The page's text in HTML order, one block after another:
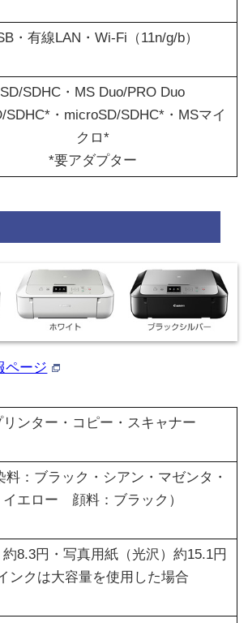
・有線LAN・Wi-Fi（11n/g/b）
SD/SDHC・MS Duo/PRO Duo
SDHC*・microSD/SDHC*・MSマイ
クロ*
*要アダプター
ページ
リンター・コピー・スキャナー
料：ブラック・シアン・マゼンタ・
イエロー 顔料：ブラック）
8.3円・写真用紙（光沢）約15.1円
ンクは大容量を使用した場合